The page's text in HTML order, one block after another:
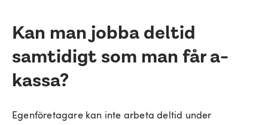
Kan man jobba deltid
samtidigt som man får a-
kassa?
Egenföretagare kan inte arbeta deltid under